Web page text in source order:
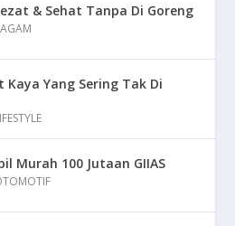
& Sehat Tanpa Di Goreng
Kaya Yang Sering Tak Di
Murah 100 Jutaan GIIAS